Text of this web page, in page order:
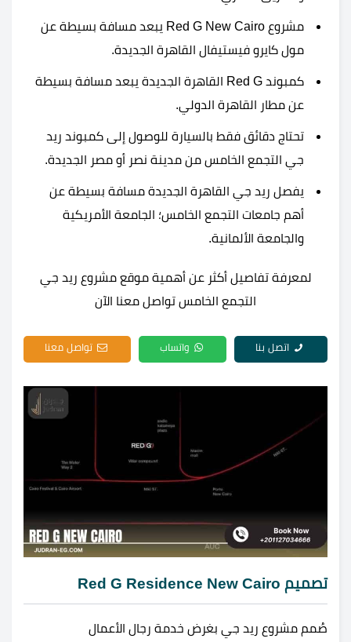
مشروع Red G New Cairo يبعد مسافة بسيطة عن
مول كايرو فيستيفال القاهرة الجديدة.
كمبوند Red G القاهرة الجديدة يبعد مسافة بسيطة
عن مطار القاهرة الدولي.
تحتاج دقائق فقط بالسيارة للوصول إلى كمبوند ريد
جي التجمع الخامس من مدينة نصر أو مصر الجديدة.
يفصل ريد جي القاهرة الجديدة مسافة بسيطة عن
أهم جامعات التجمع الخامس؛ الجامعة الأمريكية
والجامعة الألمانية.
لمعرفة تفاصيل أكثر عن أهمية موقع مشروع ريد جي
التجمع الخامس تواصل معنا الآن
اتصل بنا واتساب تواصل معنا
تصميم Red G Residence New Cairo
صُمم مشروع ريد جي بغرض خدمة رجال الأعمال